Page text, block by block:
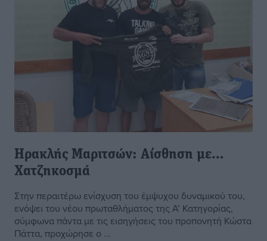
Ηρακλής Μαριτσών: Αίσθηση με…
Χατζηκοσμά
Στην περαιτέρω ενίσχυση του έμψυχου δυναμικού του,
ενόψει του νέου πρωταθλήματος της Α’ Κατηγορίας,
σύμφωνα πάντα με τις εισηγήσεις του προπονητή Κώστα
Πάττα, προχώρησε ο ...